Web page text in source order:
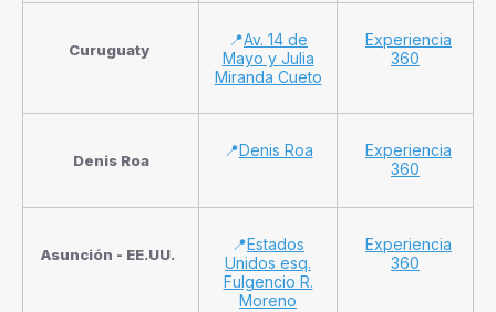
Curuguaty
📍Av. 14 de
Mayo y Julia
Miranda Cueto
Experiencia
360
Denis Roa
📍Denis Roa
Experiencia
360
Asunción - EE.UU.
📍Estados
Unidos esq.
Fulgencio R.
Moreno
Experiencia
360